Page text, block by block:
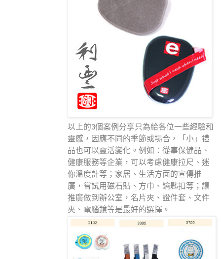
以上的3個案例分享只為給各位一些經驗和
靈感，因應不同的季節或場合，「小」禮
品也可以靈活變化。例如：從事保健品、
健康服務等企業，可以考慮健康拉尺 、迷
你溫度計等；家居、生活方面的宣傳推
廣，嘗試用磁石貼、方巾、 鑰匙扣 等；讓
推廣做到辦公室，名片夾、證件套、文件
夾、電腦鏡等是最好的選擇。